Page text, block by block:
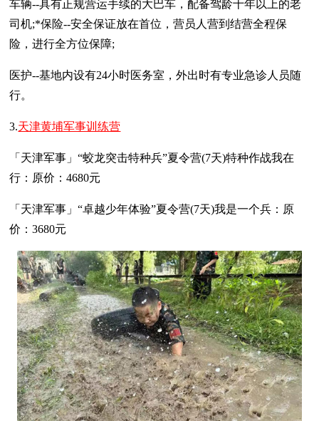
车辆--具有正规营运手续的大巴车，配备驾龄十年以上的老
司机;*保险--安全保证放在首位，营员人营到结营全程保
险，进行全方位保障;
医护--基地内设有24小时医务室，外出时有专业急诊人员随
行。
3.天津黄埔军事训练营
「天津军事」“蛟龙突击特种兵”夏令营(7天)特种作战我在
行：原价：4680元
「天津军事」“卓越少年体验”夏令营(7天)我是一个兵：原
价：3680元